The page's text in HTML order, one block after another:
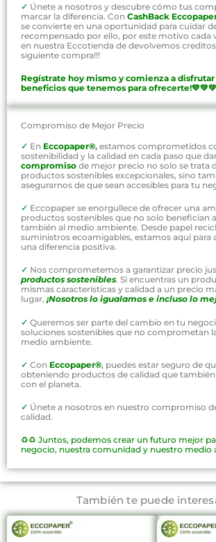
✓ Únete a nosotros y descubre cómo tus
marcar la diferencia. Con CashBack
se convierte en una oportunidad para cuidar
recompensado por ello, por este motivo cada
en nuestra Eccotienda de devolvemos creditos
siguiente compra!!!
Regístrate hoy mismo y comienza a
beneficios que tenemos para ofrecerte!💚💚💚
Compromiso de Mejor Precio
✓ En Eccopaper®, estamos comprometidos
sostenibilidad y la calidad en cada paso que
compromiso de mejor precio no solo se trata
productos sostenibles excepcionales, sino
asegurarnos de que sean accesibles para tu
✓ Eccopaper se enorgullece de ofrecer una
productos sostenibles que no solo benefician
también al medio ambiente. Desde papel
suministros ecoamigables, estamos aquí para
una diferencia positiva.
✓ Nos comprometemos a garantizar precio
productos sostenibles. Si encuentras un
mismas características y calidad a un precio
lugar, ¡Nosotros lo igualamos e incluso lo
✓ Queremos ser parte del cambio en tu
soluciones sostenibles que no comprometan
medio ambiente.
✓ Con Eccopaper®, puedes estar seguro de
obteniendo productos de calidad que
con el planeta.
✓ Únete a nosotros en nuestro compromiso
calidad.
♻️♻️ Juntos, podemos crear un futuro mejor
negocio, nuestra comunidad y nuestro
También te puede